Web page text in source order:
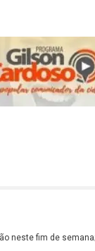
neste fim de